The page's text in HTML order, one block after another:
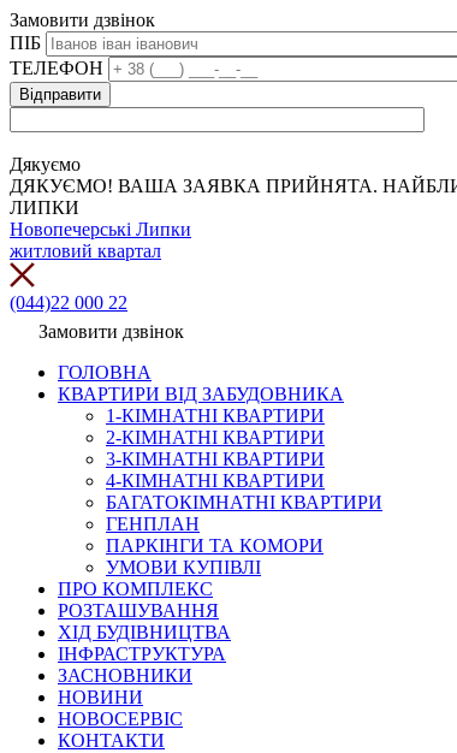
Замовити дзвінок
ПІБ
ТЕЛЕФОН
Дякуємо
ДЯКУЄМО! ВАША ЗАЯВКА ПРИЙНЯТА.
ЛИПКИ
Новопечерські Липки
житловий квартал
(044)22 000 22
Замовити дзвінок
ГОЛОВНА
КВАРТИРИ ВІД ЗАБУДОВНИКА
1-КІМНАТНІ КВАРТИРИ
2-КІМНАТНІ КВАРТИРИ
3-КІМНАТНІ КВАРТИРИ
4-КІМНАТНІ КВАРТИРИ
БАГАТОКІМНАТНІ КВАРТИРИ
ГЕНПЛАН
ПАРКІНГИ ТА КОМОРИ
УМОВИ КУПІВЛІ
ПРО КОМПЛЕКС
РОЗТАШУВАННЯ
ХІД БУДІВНИЦТВА
ІНФРАСТРУКТУРА
ЗАСНОВНИКИ
НОВИНИ
НОВОСЕРВІС
КОНТАКТИ